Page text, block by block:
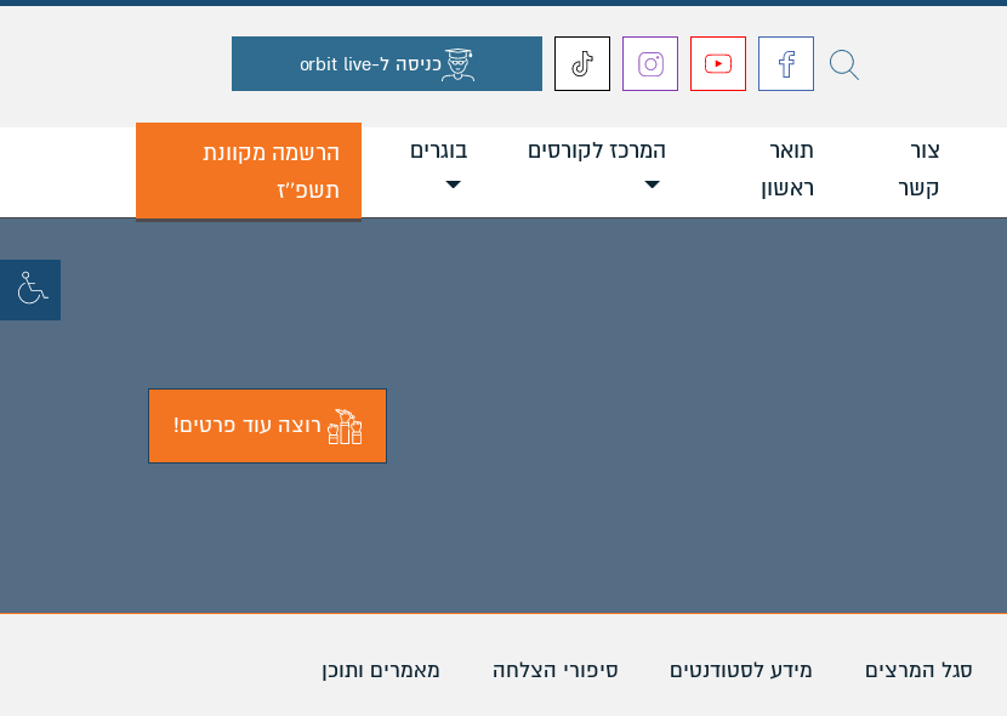
חפש
כניסה ל-orbit live
צור
קשר
תואר
ראשון
המרכז לקורסים בוגרים
הרשמה מקוונת
תשפ''ז
רוצה עוד פרטים!
סגל המרצים מידע לסטודנטים סיפורי הצלחה מאמרים ותוכן